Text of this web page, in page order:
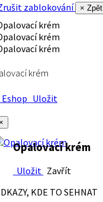
zablokování
× Zpět
krém
Uložit
Opalovací krém
Uložit Zavřít
KDE TO SEHNAT